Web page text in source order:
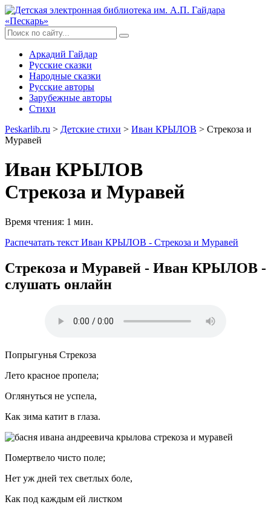
Аркадий Гайдар
Русские сказки
Народные сказки
Русские авторы
Зарубежные авторы
Стихи
Peskarlib.ru > Детские стихи > Иван КРЫЛОВ > Стрекоза и
Муравей
Иван КРЫЛОВ
Стрекоза и Муравей
Время чтения: 1 мин.
Распечатать текст Иван КРЫЛОВ - Стрекоза и Муравей
Стрекоза и Муравей - Иван КРЫЛОВ -
слушать онлайн
Попрыгунья Стрекоза
Лето красное пропела;
Оглянуться не успела,
Как зима катит в глаза.
Помертвело чисто поле;
Нет уж дней тех светлых боле,
Как под каждым ей листком